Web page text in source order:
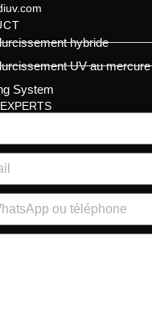
hybride
UV au mercure
System